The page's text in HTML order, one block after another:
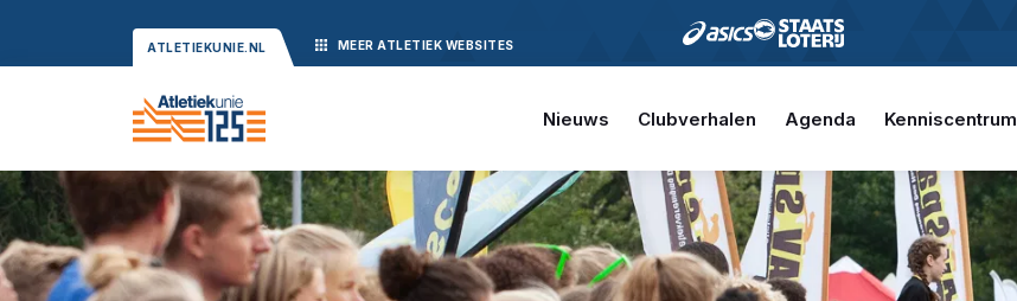
ATLETIEKUNIE.NL MEER ATLETIEK WEBSITES
Nieuws Clubverhalen Agenda Kenniscentrum